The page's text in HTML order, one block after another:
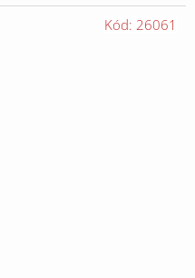
Kód: 26061